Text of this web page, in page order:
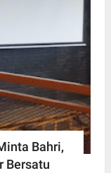
Bahri,
Bersatu